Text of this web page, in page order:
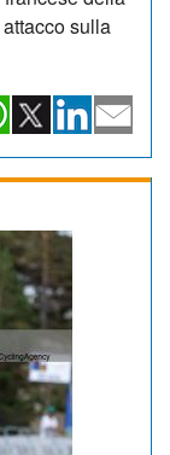
sulla